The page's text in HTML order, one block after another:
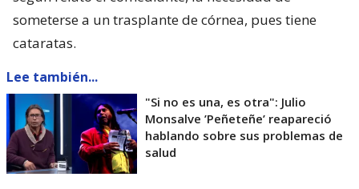
someterse a un trasplante de córnea, pues tiene
cataratas.
Lee también...
"Si no es una, es otra": Julio
Monsalve ’Peñeteñe’ reapareció
hablando sobre sus problemas de
salud